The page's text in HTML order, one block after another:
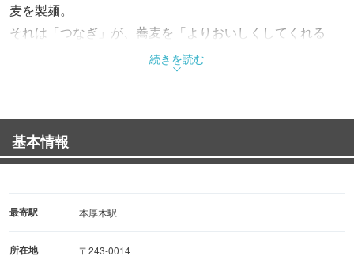
麦を製麺。
それは「つなぎ」が、蕎麦を「よりおいしくしてくれる
当店が一番蕎麦がおいしいと考える「蕎麦粉」と「つな
自信と誇りと情熱がこもった自家製麺！
もちろん出汁や揚げ物の油にもこだわり、ご提供いたして
おります。
続きを読む
基本情報
最寄駅 本厚木駅
所在地
〒243-0014